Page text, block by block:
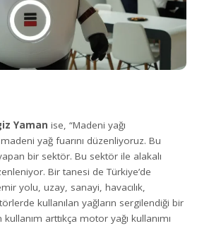
Yaman ise, “Madeni yağı
yağ fuarını düzenliyoruz. Bu
bir sektör. Bu sektör ile alakalı
Bir tanesi de Türkiye’de
yolu, uzay, sanayi, havacılık,
kullanılan yağların sergilendiği bir
arttıkça motor yağı kullanımı